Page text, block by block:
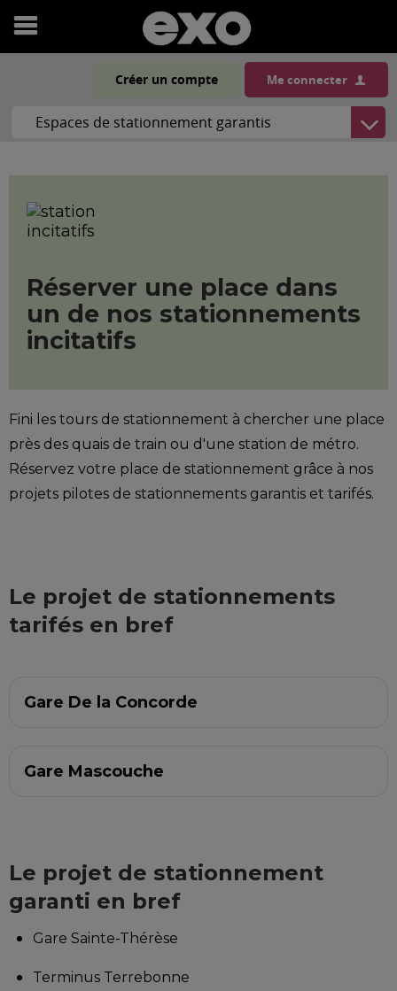
Ouvrir
menu
Créer un compte Me connecter
Réserver une place dans
un de nos stationnements
incitatifs
Fini les tours de stationnement à chercher une place
près des quais de train ou d'une station de métro.
Réservez votre place de stationnement grâce à nos
projets pilotes de stationnements garantis et tarifés.
Le projet de stationnements
tarifés en bref
Gare De la Concorde
Gare Mascouche
Le projet de stationnement
garanti en bref
Gare Sainte-Thérèse
Terminus Terrebonne